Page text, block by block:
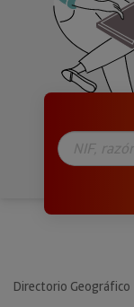
Directorio Geográfico